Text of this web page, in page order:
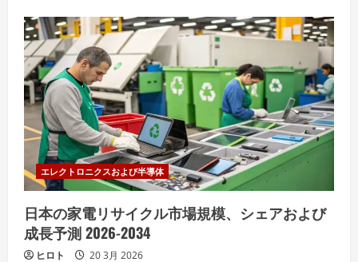
エレクトロニクスおよび半導体
日本の家電リサイクル市場規模、シェアおよび
成長予測 2026-2034
ヒロト 20 3月 2026